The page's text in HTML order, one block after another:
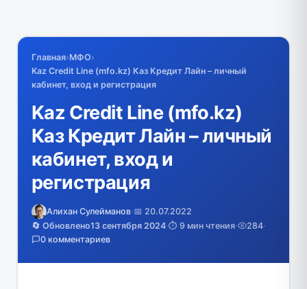
Главная›МФО›
Kaz Credit Line (mfo.kz) Каз Кредит Лайн – личный
кабинет, вход и регистрация
Kaz Credit Line (mfo.kz)
Каз Кредит Лайн – личный
кабинет, вход и
регистрация
Алихан Сулейманов·📅 20.07.2022
🔄 Обновлено13 сентября 2024·⏱️ 9 мин чтения· 284·
0 комментариев